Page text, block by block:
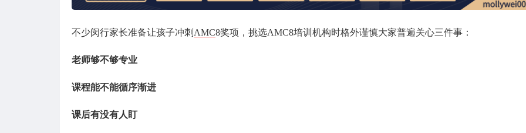
不少闵行家长准备让孩子冲刺 AMC8奖项，挑选AMC8培训机构时格外谨慎大家普遍关心三件事：
老师够不够专业
课程能不能循序渐进
课后有没有人盯